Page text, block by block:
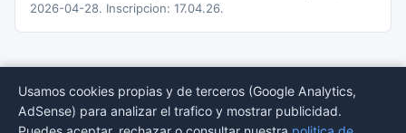
2026-04-28. Inscripcion: 17.04.26.
© 2026 BORMEDirectorio — Datos publicos del Registro Mercantil
Usamos cookies propias y de terceros (Google Analytics,
AdSense) para analizar el trafico y mostrar publicidad.